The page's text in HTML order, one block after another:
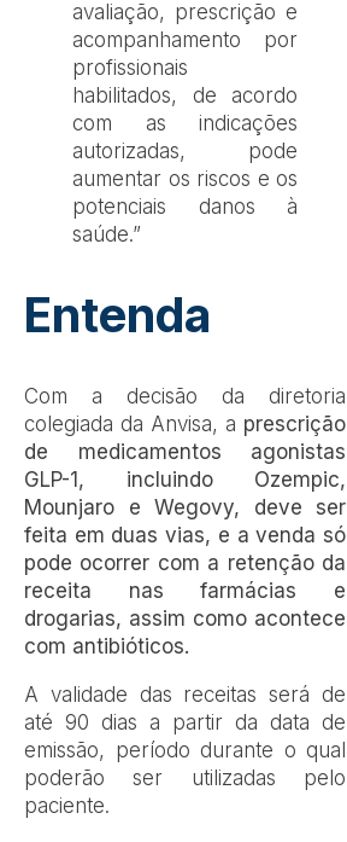
avaliação, prescrição e
acompanhamento por
profissionais
habilitados, de acordo
com as indicações
autorizadas, pode
aumentar os riscos e os
potenciais danos à
saúde.”
Entenda
Com a decisão da diretoria
colegiada da Anvisa, a prescrição
de medicamentos agonistas
GLP-1, incluindo Ozempic,
Mounjaro e Wegovy, deve ser
feita em duas vias, e a venda só
pode ocorrer com a retenção da
receita nas farmácias e
drogarias, assim como acontece
com antibióticos.
A validade das receitas será de
até 90 dias a partir da data de
emissão, período durante o qual
poderão ser utilizadas pelo
paciente.